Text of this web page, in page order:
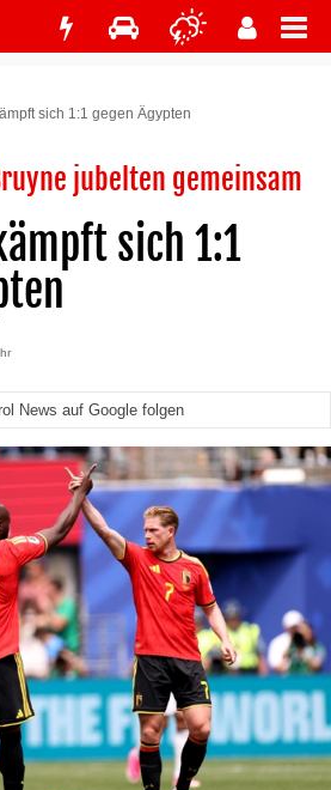
sich 1:1 gegen Ägypten
jubelten gemeinsam
sich 1:1
News auf Google folgen